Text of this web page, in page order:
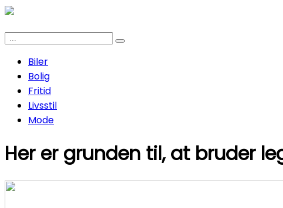
Biler
Bolig
Fritid
Livsstil
Mode
Her er grunden til, at bruder